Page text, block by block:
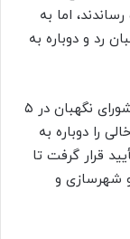
اما به
رد و دوباره به
مجلس با تصحیح ایرادهای گرفته‌شده توسط شورای نگهبان در ۵
را دوباره به
آذرماه مورد تأیید قرار گرفت تا
شهرسازی و